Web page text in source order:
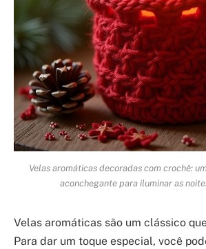
Velas aromáticas decoradas com crochê:
aconchegante para iluminar as
Velas aromáticas são um clássico
Para dar um toque especial, você